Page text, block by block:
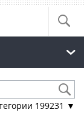
199231 ▼